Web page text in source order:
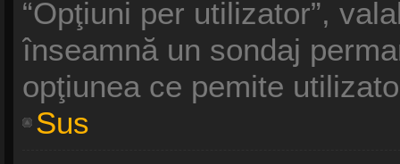
“Opţiuni per utilizator”,
înseamnă un sondaj
opţiunea ce pemite
Sus